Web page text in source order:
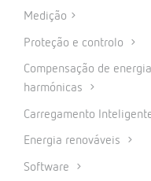
Medição
Proteção e controlo
Compensação de
harmónicas
Carregamento
Energia renováveis
Software